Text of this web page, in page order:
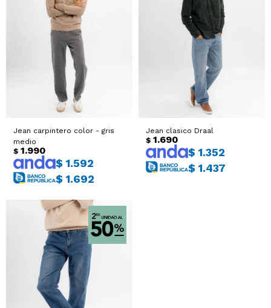
Jean carpintero color - gris
medio
$ 1.990
$ 1.592
$ 1.692
Jean clasico Draal
$ 1.690
$ 1.352
$ 1.437